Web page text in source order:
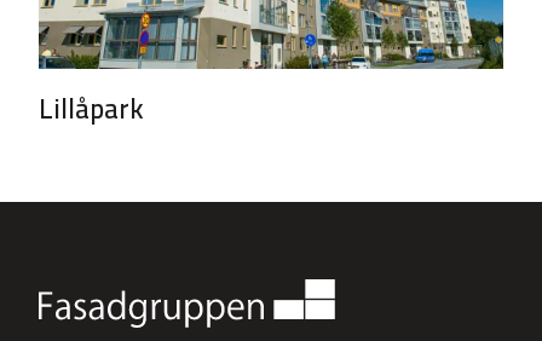
Lillåpark